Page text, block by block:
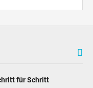
für Schritt